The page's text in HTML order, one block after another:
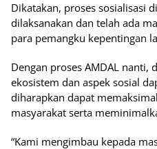
Dikatakan, proses sosialisasi
dilaksanakan dan telah ada
para pemangku kepentingan
Dengan proses AMDAL nanti,
ekosistem dan aspek sosial
diharapkan dapat
masyarakat serta
“Kami mengimbau kepada